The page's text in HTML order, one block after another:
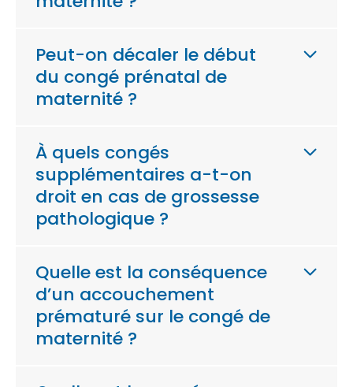
Peut-on décaler le début
du congé prénatal de
maternité ?
À quels congés
supplémentaires a-t-on
droit en cas de grossesse
pathologique ?
Quelle est la conséquence
d’un accouchement
prématuré sur le congé de
maternité ?